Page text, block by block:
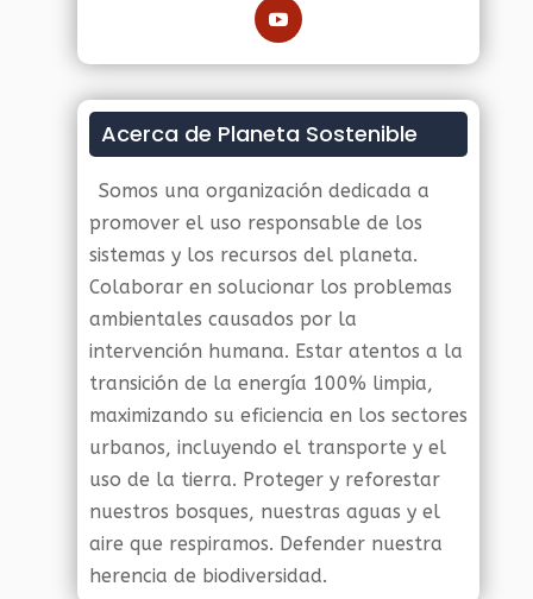
Acerca de Planeta Sostenible
Somos una organización dedicada a
promover el uso responsable de los
sistemas y los recursos del planeta.
Colaborar en solucionar los problemas
ambientales causados por la
intervención humana. Estar atentos a la
transición de la energía 100% limpia,
maximizando su eficiencia en los sectores
urbanos, incluyendo el transporte y el
uso de la tierra. Proteger y reforestar
nuestros bosques, nuestras aguas y el
aire que respiramos. Defender nuestra
herencia de biodiversidad.